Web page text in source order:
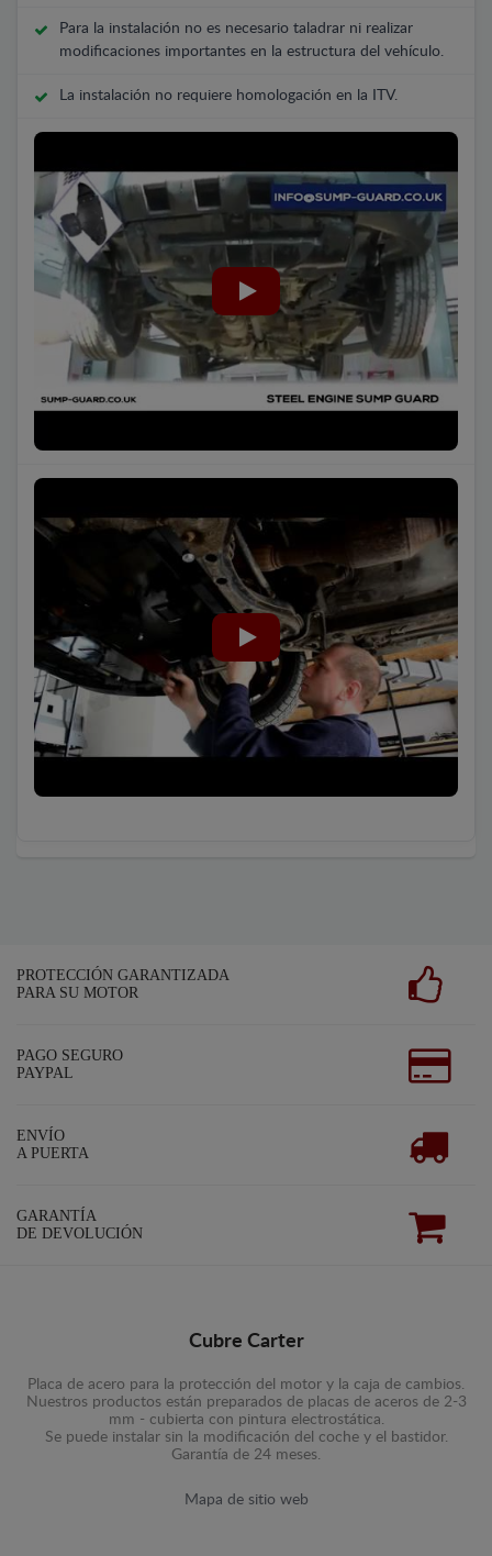
Para la instalación no es necesario taladrar ni realizar
modificaciones importantes en la estructura del vehículo.
La instalación no requiere homologación en la ITV.
PROTECCIÓN GARANTIZADA
PARA SU MOTOR
PAGO SEGURO
PAYPAL
ENVÍO
A PUERTA
GARANTÍA
DE DEVOLUCIÓN
Cubre Carter
Placa de acero para la protección del motor y la caja de cambios.
Nuestros productos están preparados de placas de aceros de 2-3
mm - cubierta con pintura electrostática.
Se puede instalar sin la modificación del coche y el bastidor.
Garantía de 24 meses.
Mapa de sitio web